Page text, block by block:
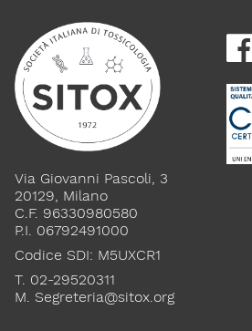
Via Giovanni Pascoli, 3
20129, Milano
C.F. 96330980580
P.I. 06792491000
Codice SDI: M5UXCR1
T. 02-29520311
M. Segreteria@sitox.org
Dona il 5 per 1000 a SITOX